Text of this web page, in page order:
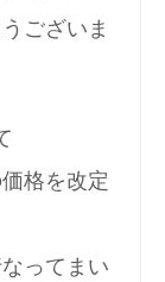
ございま
格を改定
ってまい